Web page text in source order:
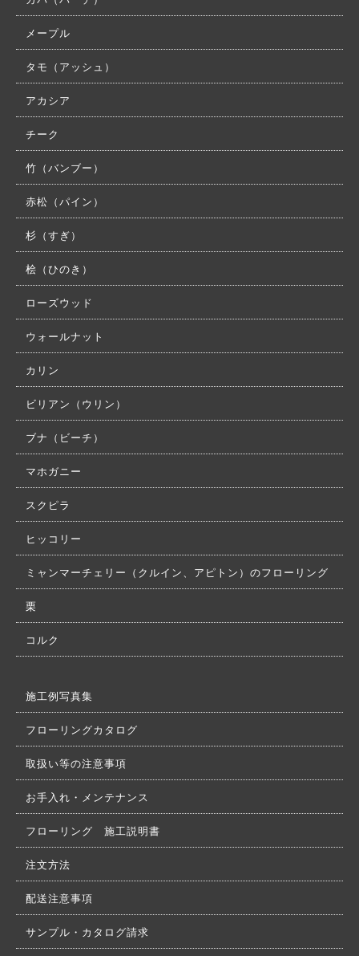
メープル
タモ（アッシュ）
アカシア
チーク
竹（バンブー）
赤松（パイン）
杉（すぎ）
桧（ひのき）
ローズウッド
ウォールナット
カリン
ビリアン（ウリン）
ブナ（ビーチ）
マホガニー
スクピラ
ヒッコリー
ミャンマーチェリー（クルイン、アピトン）のフローリング
栗
コルク
施工例写真集
フローリングカタログ
取扱い等の注意事項
お手入れ・メンテナンス
フローリング 施工説明書
注文方法
配送注意事項
サンプル・カタログ請求